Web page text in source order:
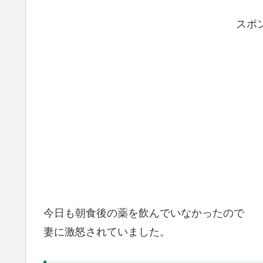
スポ
今日も朝食後の薬を飲んでいなかったので
妻に激怒されていました。